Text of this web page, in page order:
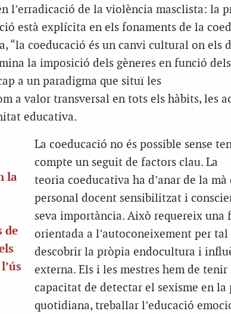
l’erradicació de la violència masclista: la
està explícita en els fonaments de la
“la coeducació és un canvi cultural on els
la imposició dels gèneres en funció dels
a un paradigma que situï les
a valor transversal en tots els hàbits, les
educativa.
la
de
La coeducació no és possible sense
compte un seguit de factors clau. La
teoria coeducativa ha d’anar de la mà
personal docent sensibilitzat i
seva importància. Això requereix una
orientada a l’autoconeixement per tal
descobrir la pròpia endocultura i
externa. Els i les mestres hem de tenir
capacitat de detectar el sexisme en la
quotidiana, treballar l’educació